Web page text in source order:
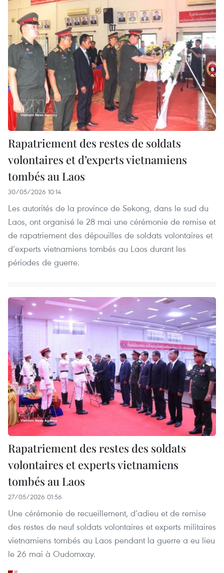
Rapatriement des restes de soldats
volontaires et d’experts vietnamiens
tombés au Laos
30/05/2026 10:14
Les autorités de la province de Sekong, dans le sud du
Laos, ont organisé le 28 mai une cérémonie de remise et
de rapatriement des dépouilles de soldats volontaires et
d’experts vietnamiens tombés au Laos durant les
périodes de guerre.
Rapatriement des restes des soldats
volontaires et experts vietnamiens
tombés au Laos
27/05/2026 01:56
Une cérémonie de recueillement, d’adieu et de remise
des restes de neuf soldats volontaires et experts militaires
vietnamiens tombés au Laos pendant la guerre a eu lieu
le 26 mai à Oudomxay.